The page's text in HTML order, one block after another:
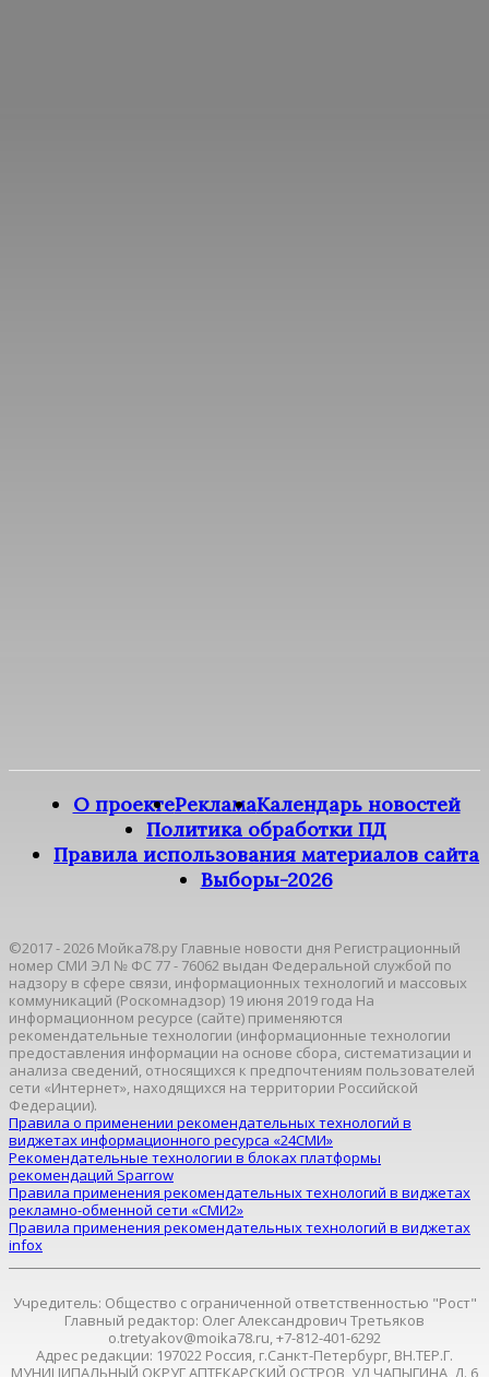
О проектеРекламаКалендарь новостей
Политика обработки ПД
Правила использования материалов сайта
Выборы-2026
©2017 - 2026 Мойка78.ру Главные новости дня Регистрационный
номер СМИ ЭЛ № ФС 77 - 76062 выдан Федеральной службой по
надзору в сфере связи, информационных технологий и массовых
коммуникаций (Роскомнадзор) 19 июня 2019 года На
информационном ресурсе (сайте) применяются
рекомендательные технологии (информационные технологии
предоставления информации на основе сбора, систематизации и
анализа сведений, относящихся к предпочтениям пользователей
сети «Интернет», находящихся на территории Российской
Федерации).
Правила о применении рекомендательных технологий в
виджетах информационного ресурса «24СМИ»
Рекомендательные технологии в блоках платформы
рекомендаций Sparrow
Правила применения рекомендательных технологий в виджетах
рекламно-обменной сети «СМИ2»
Правила применения рекомендательных технологий в виджетах
infox
Учредитель: Общество с ограниченной ответственностью "Рост"
Главный редактор: Олег Александрович Третьяков
o.tretyakov@moika78.ru, +7-812-401-6292
Адрес редакции: 197022 Россия, г.Санкт-Петербург, ВН.ТЕР.Г.
МУНИЦИПАЛЬНЫЙ ОКРУГ АПТЕКАРСКИЙ ОСТРОВ, УЛ ЧАПЫГИНА, Д. 6